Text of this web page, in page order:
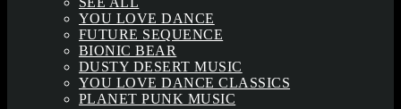
YOU LOVE DANCE
FUTURE SEQUENCE
BIONIC BEAR
DUSTY DESERT MUSIC
YOU LOVE DANCE CLASSICS
PLANET PUNK MUSIC